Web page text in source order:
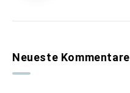
Neueste Kommentare